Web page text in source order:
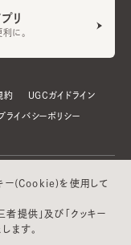
リ
に。
約 UGCガイドライン
ライバシーポリシー
ー(Cookie)を使用して
提供」及び「クッキー
ます。